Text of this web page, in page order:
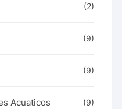
(2)
(9)
(9)
Acuaticos (9)